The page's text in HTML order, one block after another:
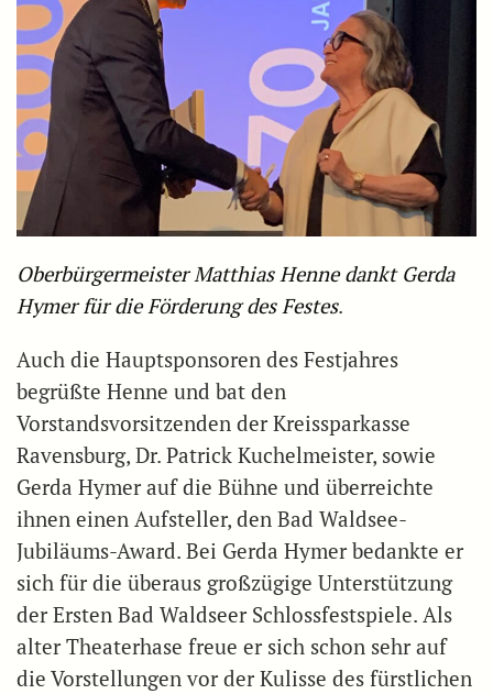
Oberbürgermeister Matthias Henne dankt Gerda
Hymer für die Förderung des Festes.
Auch die Hauptsponsoren des Festjahres
begrüßte Henne und bat den
Vorstandsvorsitzenden der Kreissparkasse
Ravensburg, Dr. Patrick Kuchelmeister, sowie
Gerda Hymer auf die Bühne und überreichte
ihnen einen Aufsteller, den Bad Waldsee-
Jubiläums-Award. Bei Gerda Hymer bedankte er
sich für die überaus großzügige Unterstützung
der Ersten Bad Waldseer Schlossfestspiele. Als
alter Theaterhase freue er sich schon sehr auf
die Vorstellungen vor der Kulisse des fürstlichen